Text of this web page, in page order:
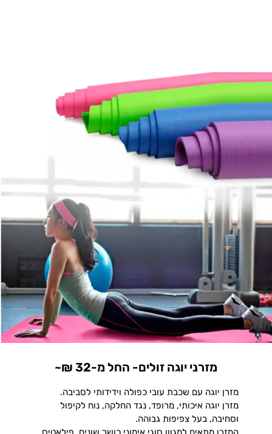
מזרני יוגה זולים- החל מ-32 ₪~
מזרן יוגה עם שכבת עובי כפולה וידידותי לסביבה.
מזרן יוגה איכותי, מרופד, נגד החלקה, נוח לקיפול
וסחיבה, בעל צפיפות גבוהה.